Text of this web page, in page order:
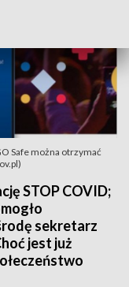
Safe można otrzymać
STOP COVID;
sekretarz
jest już